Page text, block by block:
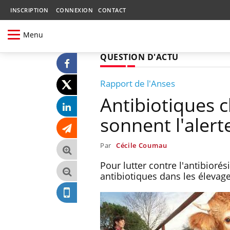
INSCRIPTION CONNEXION CONTACT
Menu
QUESTION D'ACTU
Rapport de l'Anses
Antibiotiques
sonnent
Par Cécile Coumau
Pour lutter contre
antibiotiques dans les